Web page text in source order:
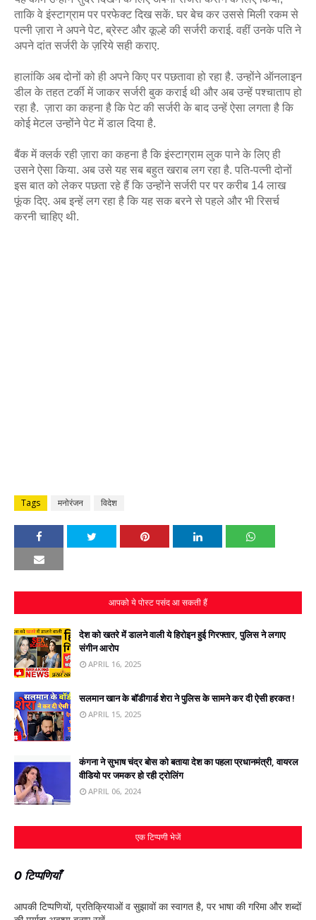
ताकि वे इंस्‍टाग्राम पर परफेक्ट दिख सकें. घर बेच कर उससे मिली रकम से
पत्‍नी ज़ारा ने अपने पेट, ब्रेस्ट और कूल्हे की सर्जरी कराई. वहीं उनके पति ने
अपने दांत सर्जरी के ज़रिये सही कराए.
हालांकि अब दोनों को ही अपने किए पर पछतावा हो रहा है. उन्होंने ऑनलाइन
डील के तहत टर्की में जाकर सर्जरी बुक कराई थी और अब उन्हें पश्चाताप हो
रहा है.  ज़ारा का कहना है कि पेट की सर्जरी के बाद उन्हें ऐसा लगता है कि
कोई मेटल उन्होंने पेट में डाल दिया है.
बैंक में क्लर्क रही ज़ारा का कहना है कि इंस्टाग्राम लुक पाने के लिए ही
उसने ऐसा किया. अब उसे यह सब बहुत खराब लग रहा है. पति-पत्नी दोनों
इस बात को लेकर पछता रहे हैं कि उन्‍होंने सर्जरी पर पर करीब 14 लाख
फूंक दिए. अब इन्‍हें लग रहा है कि यह सक बरने से पहले और भी रिसर्च
करनी चाहिए थी.
Tags मनोरंजन विदेश
आपको ये पोस्ट पसंद आ सकती हैं
देश को खतरे में डालने वाली ये हिरोइन हुई गिरफ्तार, पुलिस ने लगाए
संगीन आरोप
APRIL 16, 2025
सलमान खान के बॉडीगार्ड शेरा ने पुलिस के सामने कर दी ऐसी हरकत !
APRIL 15, 2025
कंगना ने सुभाष चंद्र बोस को बताया देश का पहला प्रधानमंत्री, वायरल
वीडियो पर जमकर हो रही ट्रोलिंग
APRIL 06, 2024
एक टिप्पणी भेजें
0 टिप्पणियाँ
आपकी टिप्‍पणियों, प्रतिक्रियाओं व सुझावों का स्‍वागत है, पर भाषा की गरिमा और शब्‍दों